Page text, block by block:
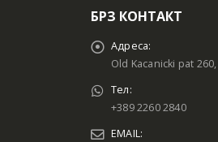
БРЗ КОНТАКТ
Адреса:
Old Kacanicki pat
Тел:
+389 2260 2840
EMAIL: